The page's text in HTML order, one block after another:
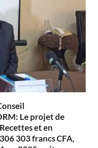
Le projet de
et en
303 francs CFA,